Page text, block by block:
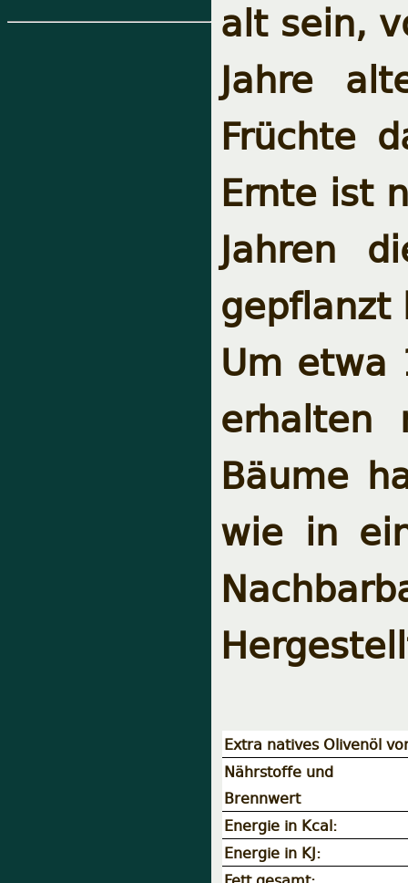
alt sein,
Jahre
Früchte
Ernte ist
Jahren
Um etwa
erhalten
Bäume
wie in
Extra natives Olivenöl
Nährstoffe und
Brennwert
Energie in Kcal:
Energie in KJ: